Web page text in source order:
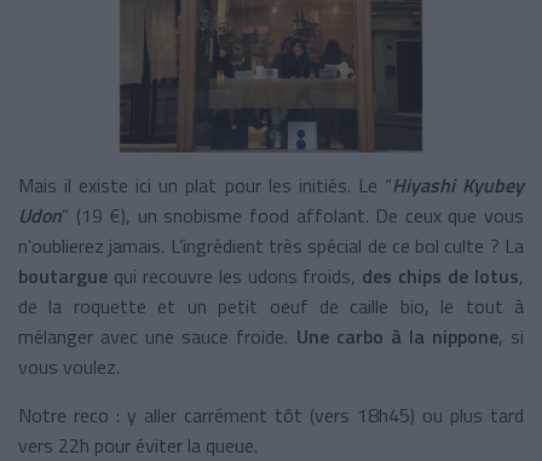
Mais il existe ici un plat pour les initiés. Le “Hiyashi Kyubey
Udon” (19 €), un snobisme food affolant. De ceux que vous
n'oublierez jamais. L’ingrédient très spécial de ce bol culte ? La
boutargue qui recouvre les udons froids, des chips de lotus,
de la roquette et un petit oeuf de caille bio, le tout à
mélanger avec une sauce froide. Une carbo à la nippone, si
vous voulez.
Notre reco : y aller carrément tôt (vers 18h45) ou plus tard
vers 22h pour éviter la queue.